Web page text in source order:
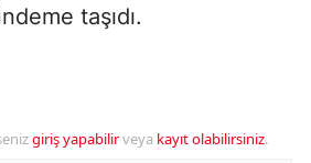
taşıdı.
giriş yapabilirveya kayıt olabilirsiniz.